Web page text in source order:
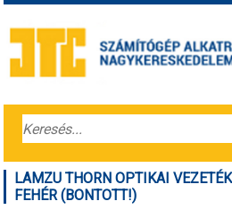
LAMZU THORN OPTIKAI
FEHÉR (BONTOTT!)